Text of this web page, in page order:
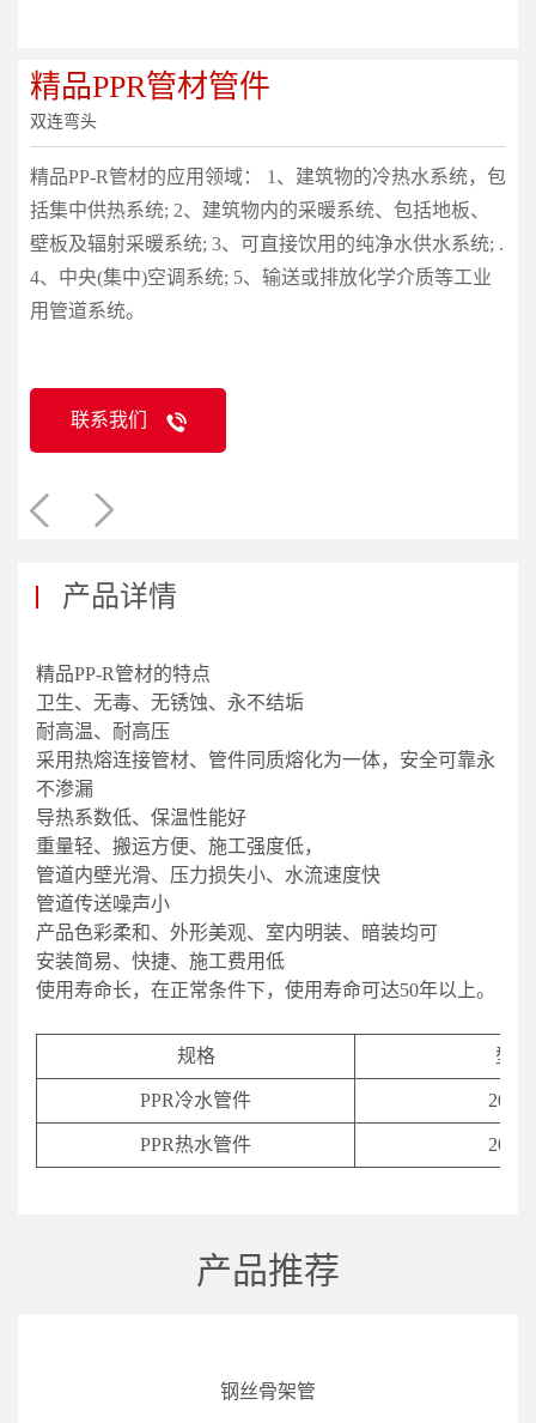
精品PPR管材管件
双连弯头
精品PP-R管材的应用领域： 1、建筑物的冷热水系统，包
括集中供热系统; 2、建筑物内的采暖系统、包括地板、
壁板及辐射采暖系统; 3、可直接饮用的纯净水供水系统; .
4、中央(集中)空调系统; 5、输送或排放化学介质等工业
用管道系统。
联系我们
产品详情
精品PP-R管材的特点
卫生、无毒、无锈蚀、永不结垢
耐高温、耐高压
采用热熔连接管材、管件同质熔化为一体，安全可靠永
不渗漏
导热系数低、保温性能好
重量轻、搬运方便、施工强度低，
管道内壁光滑、压力损失小、水流速度快
管道传送噪声小
产品色彩柔和、外形美观、室内明装、暗装均可
安装简易、快捷、施工费用低
使用寿命长，在正常条件下，使用寿命可达50年以上。
规格 型号
PPR冷水管件 20-
PPR热水管件 20-
产品推荐
钢丝骨架管